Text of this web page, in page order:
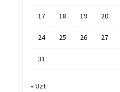
17 18 19 20
24 25 26 27
31
« Uzt